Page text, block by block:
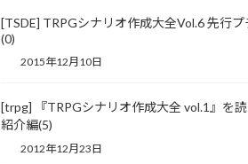
[TSDE] TRPGシナリオ作成大全Vol.6 先行
(0)
2015年12月10日
[trpg] 『TRPGシナリオ作成大全 vol.1』を
紹介編(5)
2012年12月23日